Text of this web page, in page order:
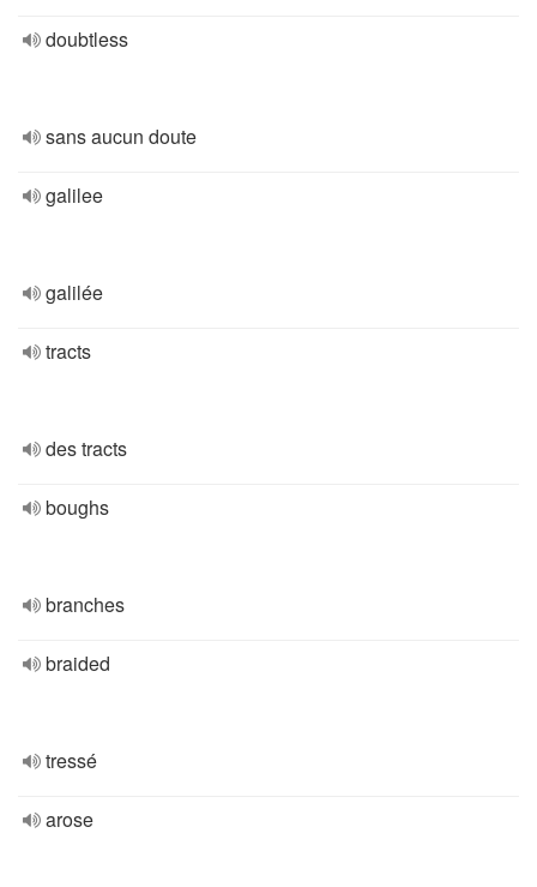
doubtless
sans aucun doute
galilee
galilée
tracts
des tracts
boughs
branches
braided
tressé
arose